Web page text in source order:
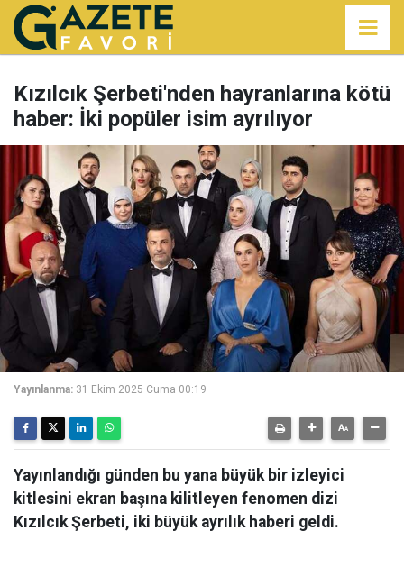
Kızılcık Şerbeti'nden hayranlarına kötü
haber: İki popüler isim ayrılıyor
Yayınlanma: 31 Ekim 2025 Cuma 00:19
Yayınlandığı günden bu yana büyük bir izleyici
kitlesini ekran başına kilitleyen fenomen dizi
Kızılcık Şerbeti, iki büyük ayrılık haberi geldi.